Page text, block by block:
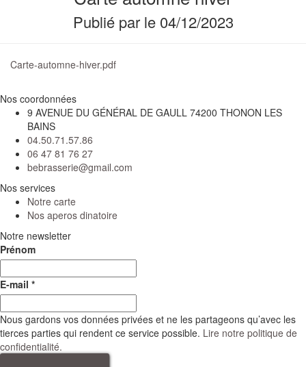
Publié par le 04/12/2023
Carte-automne-hiver.pdf
Nos coordonnées
9 AVENUE DU GÉNÉRAL DE GAULL 74200 THONON LES
BAINS
04.50.71.57.86
06 47 81 76 27
bebrasserie@gmail.com
Nos services
Notre carte
Nos aperos dinatoire
Notre newsletter
Prénom
E-mail *
Nous gardons vos données privées et ne les partageons qu’avec les
tierces parties qui rendent ce service possible. Lire notre politique de
confidentialité.